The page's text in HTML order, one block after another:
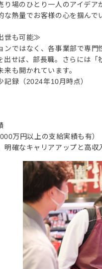
り場のひとり一人のアイデア
な熱量でお客様の心を掴んで
世も可能≫
ンではなく、各事業部で専
出せば、部長職。さらには
も開かれています。
録（2024年10月時点）
万円以上の支給実績も有）
明確なキャリアアップと高収